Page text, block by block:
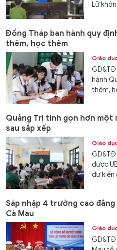
Lữ
Đồng Tháp ban hành quy
thêm, học thêm
Giáo
GD&TĐ
hành
thêm,
Quảng Trị tinh gọn hơn một
sau sắp xếp
Giáo
được
dự kiến
Sáp nhập 4 trường cao
Cà Mau
Giáo
GD&TĐ